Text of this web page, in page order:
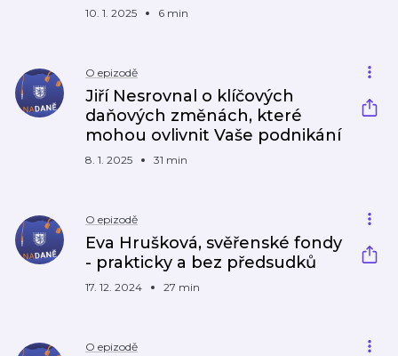
10. 1. 2025 6 min
O epizodě
Jiří Nesrovnal o klíčových
daňových změnách, které
mohou ovlivnit Vaše podnikání
8. 1. 2025 31 min
O epizodě
Eva Hrušková, svěřenské fondy
- prakticky a bez předsudků
17. 12. 2024 27 min
O epizodě